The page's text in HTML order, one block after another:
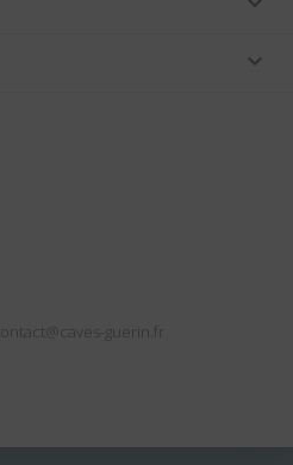

contact@caves-guerin.fr